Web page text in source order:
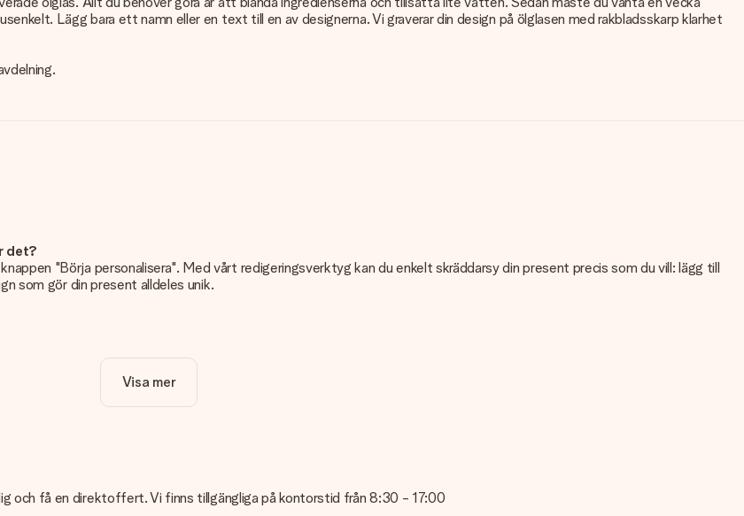
Lägg bara ett namn eller en text till en av designerna. Vi graverar din design på ölglasen med rakbladsskarp klarhet
det?
"Börja personalisera". Med vårt redigeringsverktyg kan du enkelt skräddarsy din present precis som du vill: lägg till
som gör din present alldeles unik.
använda foton av hög kvalitet. Om du är osäker på kvaliteten på din bild kan du kontakta vår kundtjänst och bifoga ditt
kontrollera kvaliteten åt dig!
en bild i ett annat format som du vill använda? Vänligen kontakta vår kundtjänst. De hjälper dig gärna att göra den
Visa mer
och få en direktoffert. Vi finns tillgängliga på kontorstid från 8:30 - 17:00